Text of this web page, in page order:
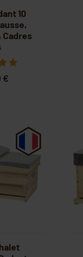
10
Cadres
€